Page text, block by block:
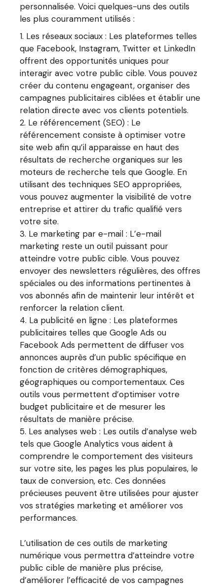
personnalisée. Voici quelques-uns des outils
les plus couramment utilisés :
Les réseaux sociaux : Les plateformes telles
que Facebook, Instagram, Twitter et LinkedIn
offrent des opportunités uniques pour
interagir avec votre public cible. Vous pouvez
créer du contenu engageant, organiser des
campagnes publicitaires ciblées et établir une
relation directe avec vos clients potentiels.
Le référencement (SEO) : Le
référencement consiste à optimiser votre
site web afin qu’il apparaisse en haut des
résultats de recherche organiques sur les
moteurs de recherche tels que Google. En
utilisant des techniques SEO appropriées,
vous pouvez augmenter la visibilité de votre
entreprise et attirer du trafic qualifié vers
votre site.
Le marketing par e-mail : L’e-mail
marketing reste un outil puissant pour
atteindre votre public cible. Vous pouvez
envoyer des newsletters régulières, des offres
spéciales ou des informations pertinentes à
vos abonnés afin de maintenir leur intérêt et
renforcer la relation client.
La publicité en ligne : Les plateformes
publicitaires telles que Google Ads ou
Facebook Ads permettent de diffuser vos
annonces auprès d’un public spécifique en
fonction de critères démographiques,
géographiques ou comportementaux. Ces
outils vous permettent d’optimiser votre
budget publicitaire et de mesurer les
résultats de manière précise.
Les analyses web : Les outils d’analyse web
tels que Google Analytics vous aident à
comprendre le comportement des visiteurs
sur votre site, les pages les plus populaires, le
taux de conversion, etc. Ces données
précieuses peuvent être utilisées pour ajuster
vos stratégies marketing et améliorer vos
performances.
L’utilisation de ces outils de marketing
numérique vous permettra d’atteindre votre
public cible de manière plus précise,
d’améliorer l’efficacité de vos campagnes